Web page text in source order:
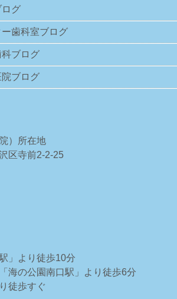
ログ
歯科室ブログ
ブログ
ブログ
）所在地
区寺前2-2-25
」より徒歩10分
海の公園南口駅」より徒歩6分
徒歩すぐ